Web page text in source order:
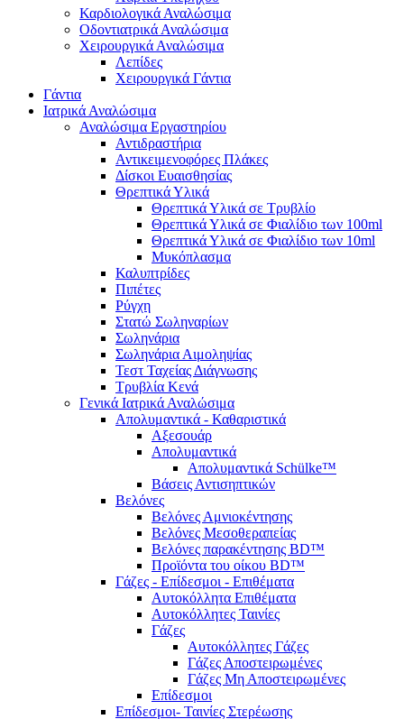
Καρδιολογικά Αναλώσιμα
Οδοντιατρικά Αναλώσιμα
Χειρουργικά Αναλώσιμα
Λεπίδες
Χειρουργικά Γάντια
Γάντια
Ιατρικά Αναλώσιμα
Αναλώσιμα Εργαστηρίου
Αντιδραστήρια
Αντικειμενοφόρες Πλάκες
Δίσκοι Ευαισθησίας
Θρεπτικά Υλικά
Θρεπτικά Υλικά σε Τρυβλίο
Θρεπτικά Υλικά σε Φιαλίδιο των 100ml
Θρεπτικά Υλικά σε Φιαλίδιο των 10ml
Μυκόπλασμα
Καλυπτρίδες
Πιπέτες
Ρύγχη
Στατώ Σωληναρίων
Σωληνάρια
Σωληνάρια Αιμοληψίας
Τεστ Ταχείας Διάγνωσης
Τρυβλία Κενά
Γενικά Ιατρικά Αναλώσιμα
Απολυμαντικά - Καθαριστικά
Αξεσουάρ
Απολυμαντικά
Απολυμαντικά Schülke™
Βάσεις Αντισηπτικών
Βελόνες
Βελόνες Αμνιοκέντησης
Βελόνες Μεσοθεραπείας
Βελόνες παρακέντησης BD™
Προϊόντα του οίκου BD™
Γάζες - Επίδεσμοι - Επιθέματα
Αυτοκόλλητα Επιθέματα
Αυτοκόλλητες Ταινίες
Γάζες
Αυτοκόλλητες Γάζες
Γάζες Αποστειρωμένες
Γάζες Μη Αποστειρωμένες
Επίδεσμοι
Επίδεσμοι- Ταινίες Στερέωσης